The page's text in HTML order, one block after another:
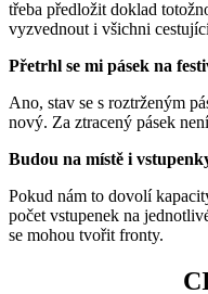
třeba předložit doklad
vyzvednout i všichni
Přetrhl se mi pásek na
Ano, stav se s roztrženým
nový. Za ztracený pásek
Budou na místě i
Pokud nám to dovolí
počet vstupenek na
se mohou tvořit fronty.